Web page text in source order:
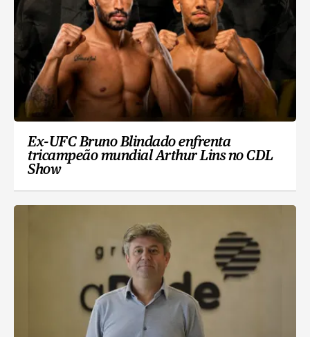
Ex-UFC Bruno Blindado enfrenta
tricampeão mundial Arthur Lins no CDL
Show